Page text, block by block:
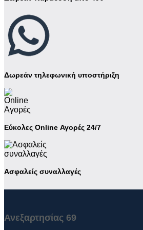
Δωρεάν τηλεφωνική υποστήριξη
Εύκολες Online Αγορές 24/7
Ασφαλείς συναλλαγές
Ανεξαρτησίας 69